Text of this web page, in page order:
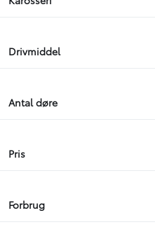
Drivmiddel
Antal døre
Pris
Forbrug